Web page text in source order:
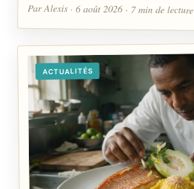
Par Alexis · 6 août 2026 · 7 min de lecture
ACTUALITÉS